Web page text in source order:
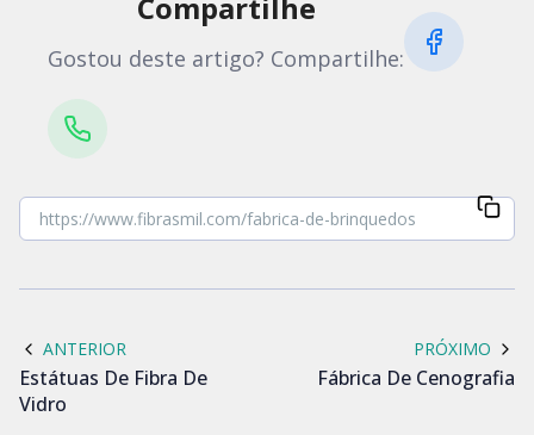
Compartilhe
Gostou deste artigo? Compartilhe:
ANTERIOR
Estátuas De Fibra De
Vidro
PRÓXIMO
Fábrica De Cenografia